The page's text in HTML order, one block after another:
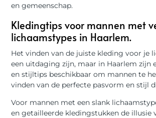
en gemeenschap.
Kledingtips voor mannen met
lichaamstypes in Haarlem.
Het vinden van de juiste kleding voor je
een uitdaging zijn, maar in Haarlem zijn
en stijltips beschikbaar om mannen te
vinden van de perfecte pasvorm en stijl
Voor mannen met een slank
en getailleerde kledingstukken de illusie